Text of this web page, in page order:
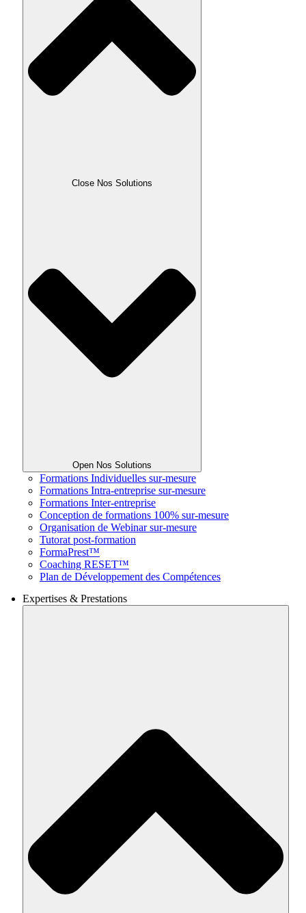
Close Nos Solutions
Open Nos Solutions
Formations Individuelles sur-mesure
Formations Intra-entreprise sur-mesure
Formations Inter-entreprise
Conception de formations 100% sur-mesure
Organisation de Webinar sur-mesure
Tutorat post-formation
FormaPrest™
Coaching RESET™
Plan de Développement des Compétences
Expertises & Prestations